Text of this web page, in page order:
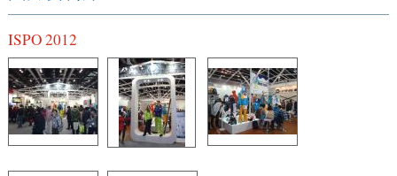
ISPO 2012